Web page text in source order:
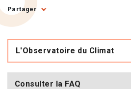
Partager
L'Observatoire du Climat
Consulter la FAQ